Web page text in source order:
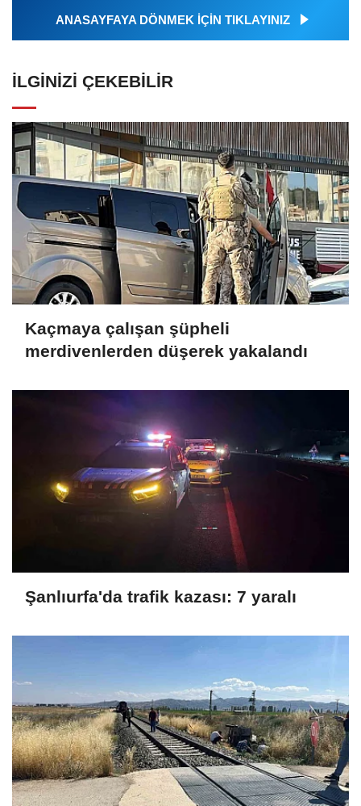
ANASAYFAYA DÖNMEK İÇİN TIKLAYINIZ
İLGINIZI ÇEKEBILIR
Kaçmaya çalışan şüpheli
merdivenlerden düşerek yakalandı
Şanlıurfa'da trafik kazası: 7 yaralı